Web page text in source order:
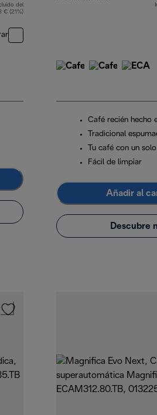
precio original 799,90 €
del
€ (21%)
Café recién hecho
Tradicional
Tu café con un
Fácil de limpiar
Añadir al
Descubre